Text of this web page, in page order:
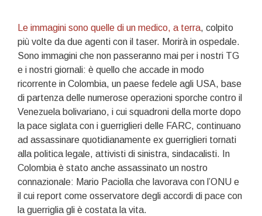
Le immagini sono quelle di un medico, a terra, colpito
più volte da due agenti con il taser. Morirà in ospedale.
Sono immagini che non passeranno mai per i nostri TG
e i nostri giornali: è quello che accade in modo
ricorrente in Colombia, un paese fedele agli USA, base
di partenza delle numerose operazioni sporche contro il
Venezuela bolivariano, i cui squadroni della morte dopo
la pace siglata con i guerriglieri delle FARC, continuano
ad assassinare quotidianamente ex guerriglieri tornati
alla politica legale, attivisti di sinistra, sindacalisti. In
Colombia è stato anche assassinato un nostro
connazionale: Mario Paciolla che lavorava con l’ONU e
il cui report come osservatore degli accordi di pace con
la guerriglia gli è costata la vita.